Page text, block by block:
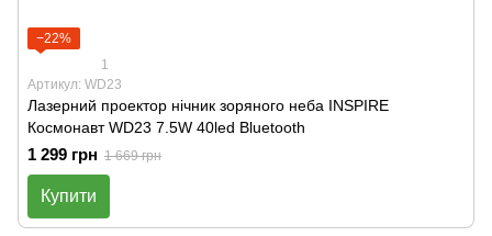
−22%
1
Артикул: WD23
Лазерний проектор нічник зоряного неба INSPIRE
Космонавт WD23 7.5W 40led Bluetooth
1 299 грн 1 669 грн
Купити